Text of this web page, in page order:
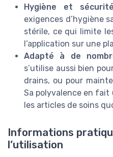
Hygiène et
exigences d’hygiène
stérile, ce qui limite
l’application sur une
Adapté à de
s’utilise aussi bien
drains, ou pour
Sa polyvalence en fait
les articles de soins
Informations
l’utilisation